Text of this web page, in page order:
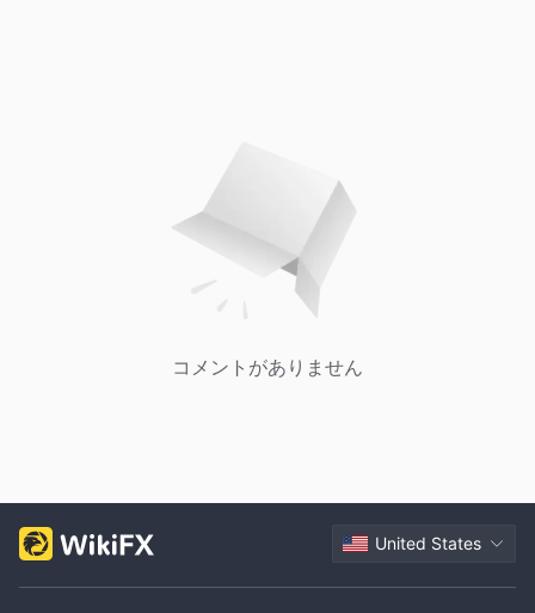
き、この記事に含まれる情報は一般的な情報提供のみを目的とし
ていることにご注意ください。
コメントがありません
United States